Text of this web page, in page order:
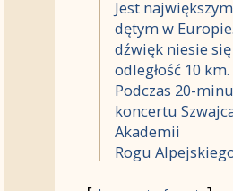
Jest
dętym w
dźwięk niesie
odległość 10 km.
Podczas 20-
koncertu
Akademii
Rogu